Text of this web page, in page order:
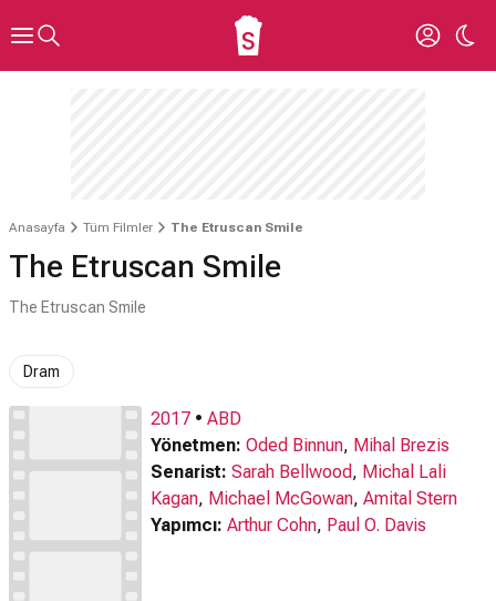
Anasayfa Tüm Filmler The Etruscan Smile
The Etruscan Smile
The Etruscan Smile
Dram
2017 • ABD
Yönetmen: Oded Binnun, Mihal Brezis
Senarist: Sarah Bellwood, Michal Lali
Kagan, Michael McGowan, Amital Stern
Yapımcı: Arthur Cohn, Paul O. Davis